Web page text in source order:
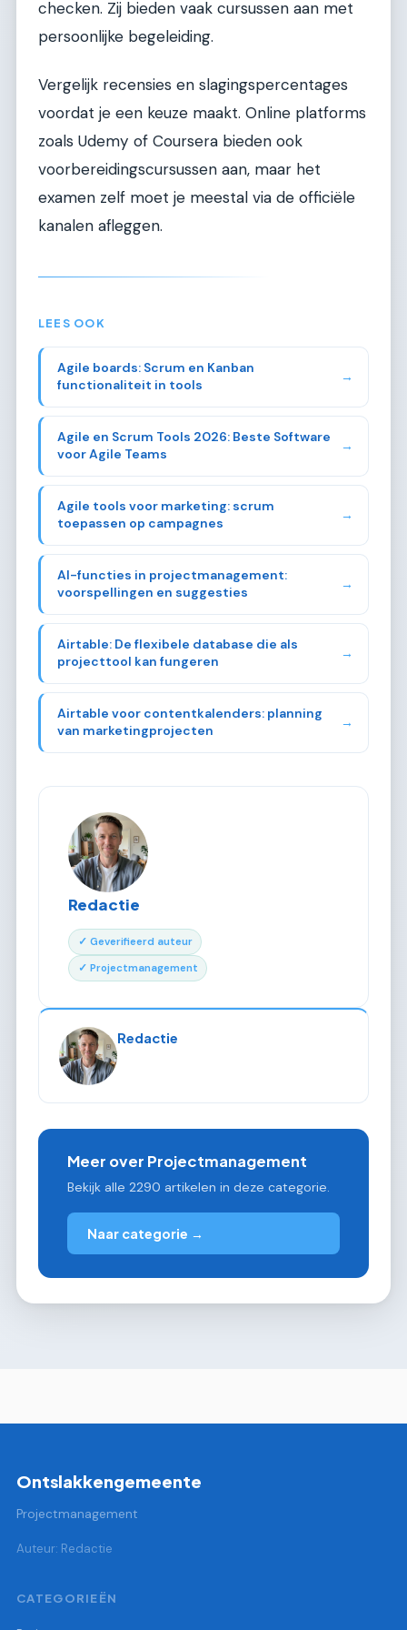
checken. Zij bieden vaak cursussen aan met
persoonlijke begeleiding.
Vergelijk recensies en slagingspercentages
voordat je een keuze maakt. Online platforms
zoals Udemy of Coursera bieden ook
voorbereidingscursussen aan, maar het
examen zelf moet je meestal via de officiële
kanalen afleggen.
LEES OOK
Agile boards: Scrum en Kanban
functionaliteit in tools
→
Agile en Scrum Tools 2026: Beste Software
voor Agile Teams
→
Agile tools voor marketing: scrum
toepassen op campagnes
→
AI-functies in projectmanagement:
voorspellingen en suggesties
→
Airtable: De flexibele database die als
projecttool kan fungeren
→
Airtable voor contentkalenders: planning
van marketingprojecten
→
Redactie
✓ Geverifieerd auteur
✓ Projectmanagement
Redactie
Meer over Projectmanagement
Bekijk alle 2290 artikelen in deze categorie.
Naar categorie →
Ontslakkengemeente
Projectmanagement
Auteur: Redactie
CATEGORIEËN